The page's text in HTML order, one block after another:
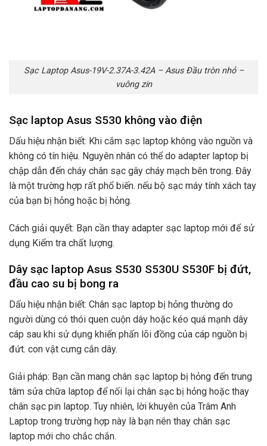
Sạc Laptop Asus-19V-2.37A-3.42A – Asus Đầu tròn nhỏ –
vuông zin
Sạc laptop Asus S530 không vào điện
Dấu hiệu nhận biết: Khi cắm sạc laptop không vào nguồn và
không có tín hiệu. Nguyên nhân có thể do adapter laptop bị
chập dẫn đến cháy chân sạc gây cháy mạch bên trong. Đây
là một trường hợp rất phổ biến. nếu bộ sạc máy tính xách tay
của bạn bị hỏng hoặc bị hỏng.
Cách giải quyết: Bạn cần thay adapter sạc laptop mới để sử
dụng Kiểm tra chất lượng.
Dây sạc laptop Asus S530 S530U S530F bị đứt,
đầu cao su bị bong ra
Dấu hiệu nhận biết: Chân sạc laptop bị hỏng thường do
người dùng có thói quen cuộn dây hoặc kéo quá mạnh dây
cáp sau khi sử dụng khiến phấn lõi đồng của cáp nguồn bị
đứt. con vật cưng cắn dây.
Giải pháp: Bạn cần mang chân sạc laptop bị hỏng đến trung
tâm sửa chữa laptop để nối lại chân sạc bị hỏng hoặc thay
chân sạc pin laptop. Tuy nhiên, lời khuyên của Trâm Anh
Laptop trong trường hợp này là bạn nên thay chân sạc
laptop mới cho chắc chắn.